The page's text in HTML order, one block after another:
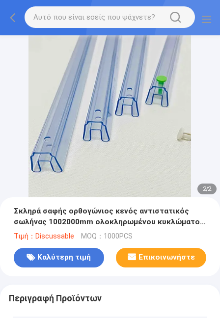
2/2
Σκληρά σαφής ορθογώνιος κενός αντιστατικός
σωλήνας 1002000mm ολοκληρωμένου κυκλώματος
μήκος
Τιμή：Discussable MOQ：1000PCS
Καλύτερη τιμή Επικοινωνήστε
Περιγραφή Προϊόντων